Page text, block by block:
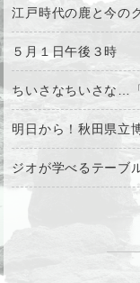
江戸時代の鹿と今の
５月１日午後３時
ちいさなちいさな…
明日から！秋田県立
ジオが学べるテーブ